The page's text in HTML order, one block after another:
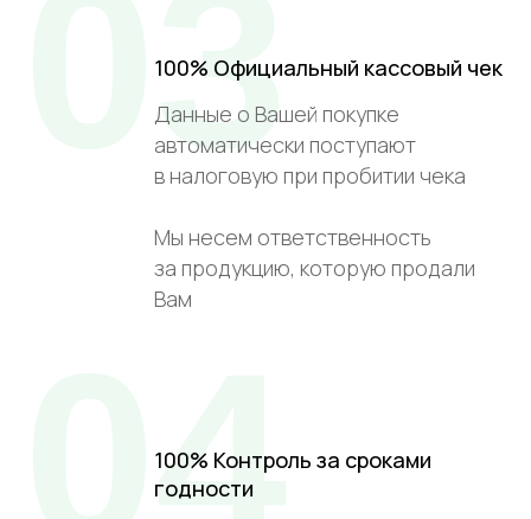
100% Официальный кассовый чек
Данные о Вашей покупке
автоматически поступают
в налоговую при пробитии чека
Мы несем ответственность
за продукцию, которую продали
Вам
03
100% Контроль за сроками
годности
04